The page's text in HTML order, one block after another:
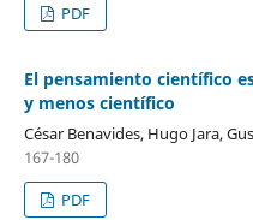
PDF
El pensamiento científico
y menos científico
César Benavides, Hugo Jara,
167-180
PDF